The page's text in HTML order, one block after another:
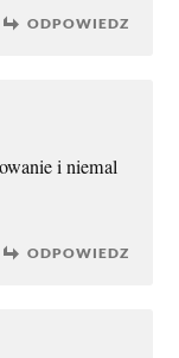
ODPOWIEDZ
i niemal
ODPOWIEDZ